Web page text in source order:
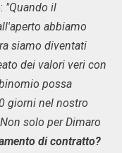
"Quando il
abbiamo
siamo diventati
dei valori veri con
possa
giorni nel nostro
solo per Dimaro
di contratto?